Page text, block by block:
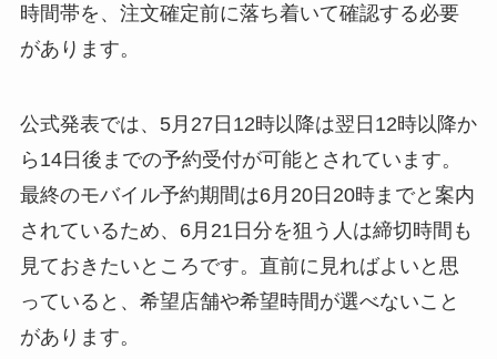
時間帯を、注文確定前に落ち着いて確認する必要
があります。
公式発表では、5月27日12時以降は翌日12時以降か
ら14日後までの予約受付が可能とされています。
最終のモバイル予約期間は6月20日20時までと案内
されているため、6月21日分を狙う人は締切時間も
見ておきたいところです。直前に見ればよいと思
っていると、希望店舗や希望時間が選べないこと
があります。